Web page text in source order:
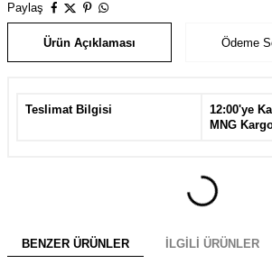
Paylaş
Ürün Açıklaması Ödeme
Teslimat Bilgisi
12:00'ye
MNG
BENZER ÜRÜNLER İLGILI ÜRÜNLER